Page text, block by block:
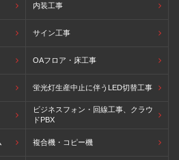
内装工事
サイン工事
OAフロア・床工事
蛍光灯生産中止に伴うLED切替工事
ビジネスフォン・回線工事、クラウ
ドPBX
複合機・コピー機